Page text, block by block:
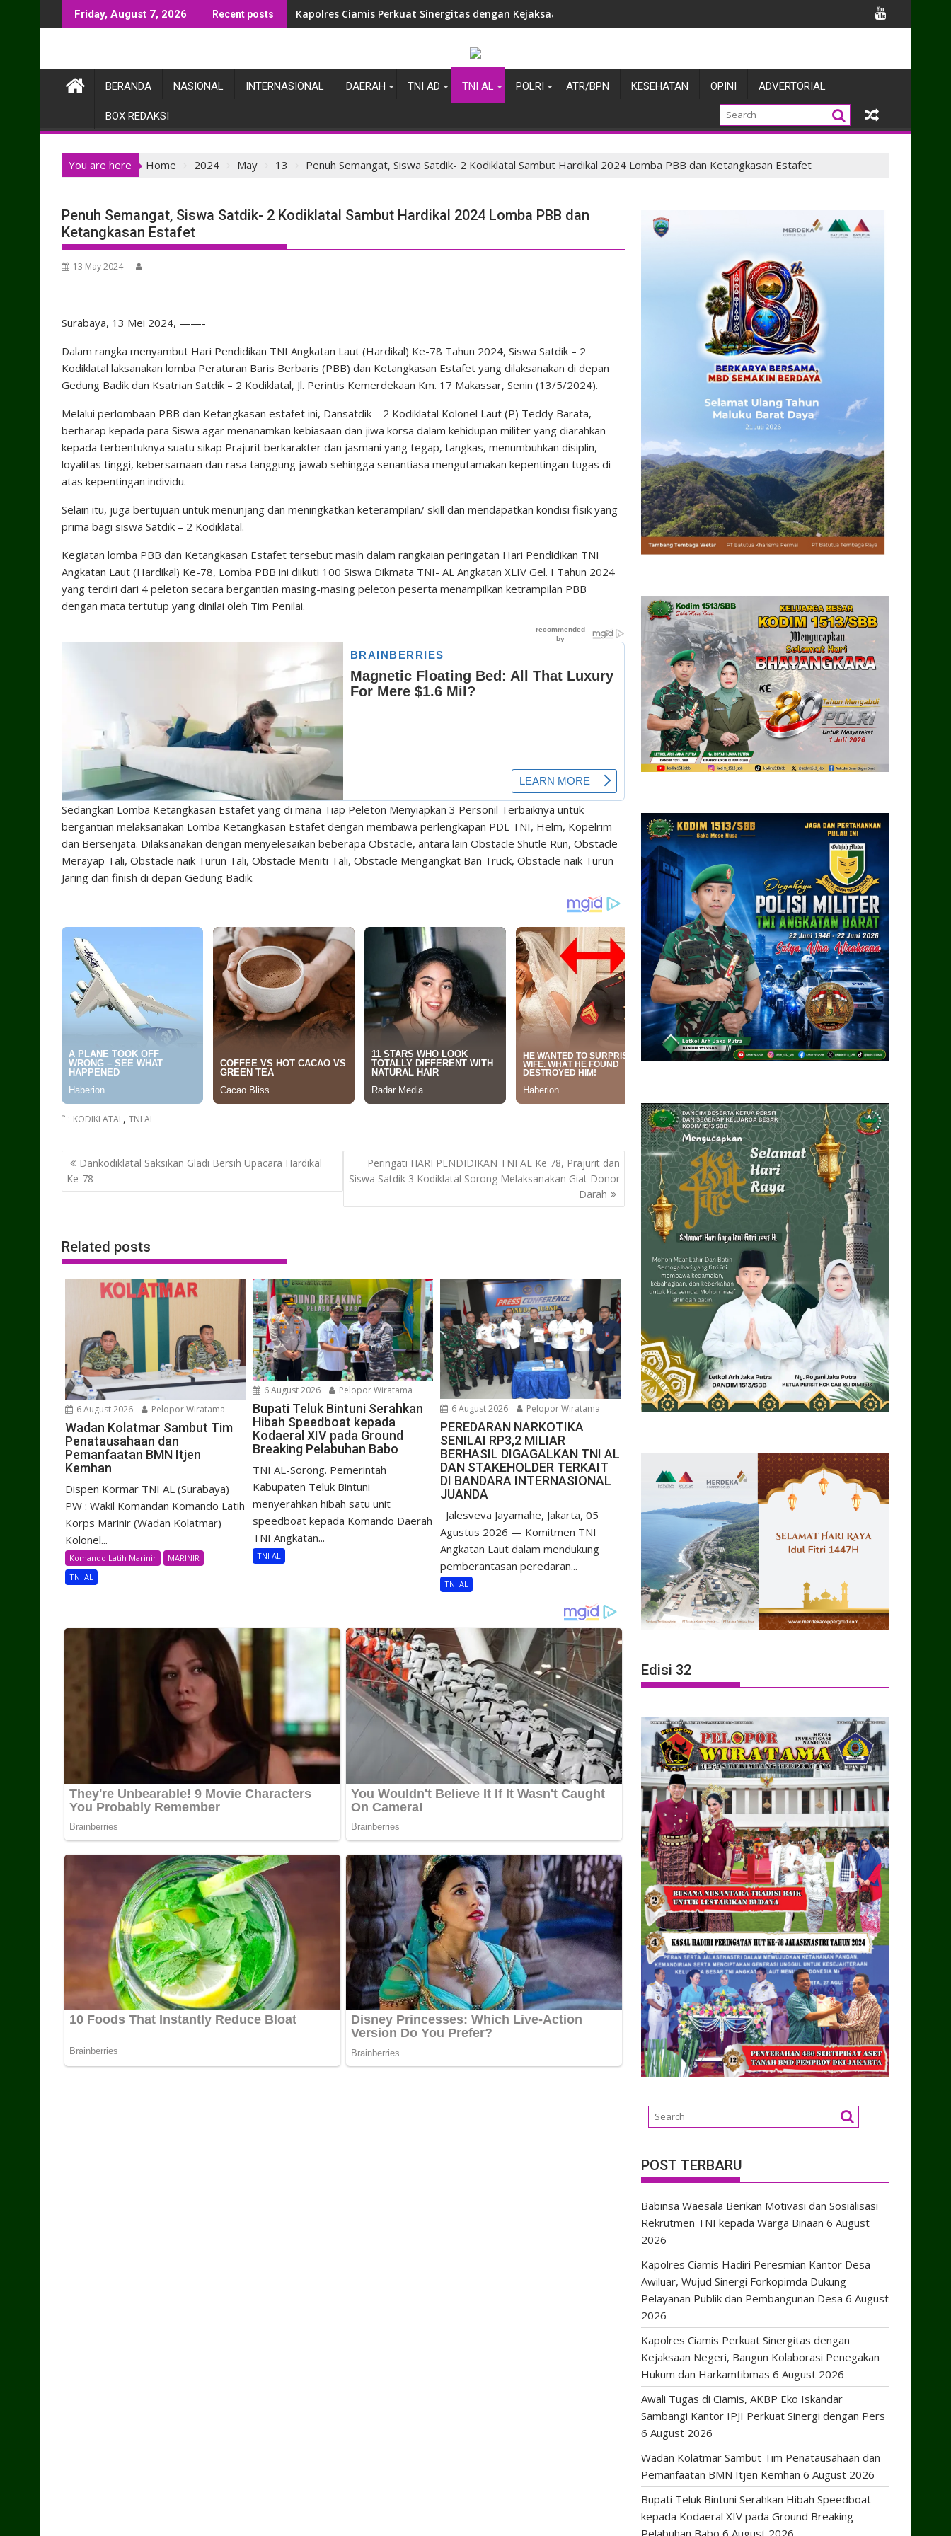
to
Friday, August 7, 2026 Recent posts Kapolres Ciamis Perkuat Sinergitas dengan Kejaksaan Negeri, Bangun Kolaborasi Penegakan Hukum dan Harkamtibmas
Awali Tugas di Ciamis, AKBP Eko Iskandar Sambangi Kantor IPJI Perkuat Sinergi dengan Pers
BERANDA NASIONAL INTERNASIONAL DAERAH TNI AD TNI AL POLRI ATR/BPN KESEHATAN OPINI ADVERTORIAL
BOX REDAKSI
You are here Home 2024 May 13 Penuh Semangat, Siswa Satdik- 2 Kodiklatal Sambut Hardikal 2024 Lomba PBB dan Ketangkasan Estafet
Penuh Semangat, Siswa Satdik- 2 Kodiklatal Sambut Hardikal 2024 Lomba PBB dan
Ketangkasan Estafet
13 May 2024
Surabaya, 13 Mei 2024, ——-
Dalam rangka menyambut Hari Pendidikan TNI Angkatan Laut (Hardikal) Ke-78 Tahun 2024, Siswa Satdik – 2
Kodiklatal laksanakan lomba Peraturan Baris Berbaris (PBB) dan Ketangkasan Estafet yang dilaksanakan di depan
Gedung Badik dan Ksatrian Satdik – 2 Kodiklatal, Jl. Perintis Kemerdekaan Km. 17 Makassar, Senin (13/5/2024).
Melalui perlombaan PBB dan Ketangkasan estafet ini, Dansatdik – 2 Kodiklatal Kolonel Laut (P) Teddy Barata,
berharap kepada para Siswa agar menanamkan kebiasaan dan jiwa korsa dalam kehidupan militer yang diarahkan
kepada terbentuknya suatu sikap Prajurit berkarakter dan jasmani yang tegap, tangkas, menumbuhkan disiplin,
loyalitas tinggi, kebersamaan dan rasa tanggung jawab sehingga senantiasa mengutamakan kepentingan tugas di
atas kepentingan individu.
Selain itu, juga bertujuan untuk menunjang dan meningkatkan keterampilan/ skill dan mendapatkan kondisi fisik yang
prima bagi siswa Satdik – 2 Kodiklatal.
Kegiatan lomba PBB dan Ketangkasan Estafet tersebut masih dalam rangkaian peringatan Hari Pendidikan TNI
Angkatan Laut (Hardikal) Ke-78, Lomba PBB ini diikuti 100 Siswa Dikmata TNI- AL Angkatan XLIV Gel. I Tahun 2024
yang terdiri dari 4 peleton secara bergantian masing-masing peleton peserta menampilkan ketrampilan PBB
dengan mata tertutup yang dinilai oleh Tim Penilai.
Sedangkan Lomba Ketangkasan Estafet yang di mana Tiap Peleton Menyiapkan 3 Personil Terbaiknya untuk
bergantian melaksanakan Lomba Ketangkasan Estafet dengan membawa perlengkapan PDL TNI, Helm, Kopelrim
dan Bersenjata. Dilaksanakan dengan menyelesaikan beberapa Obstacle, antara lain Obstacle Shutle Run, Obstacle
Merayap Tali, Obstacle naik Turun Tali, Obstacle Meniti Tali, Obstacle Mengangkat Ban Truck, Obstacle naik Turun
Jaring dan finish di depan Gedung Badik.
KODIKLATAL, TNI AL
Post
navigation
Dankodiklatal Saksikan Gladi Bersih Upacara Hardikal
Ke-78
Peringati HARI PENDIDIKAN TNI AL Ke 78, Prajurit dan
Siswa Satdik 3 Kodiklatal Sorong Melaksanakan Giat Donor
Darah
Related posts
6 August 2026 Pelopor Wiratama
Wadan Kolatmar Sambut Tim
Penatausahaan dan
Pemanfaatan BMN Itjen
Kemhan
Dispen Kormar TNI AL (Surabaya)
PW : Wakil Komandan Komando Latih
Korps Marinir (Wadan Kolatmar)
Kolonel...
Komando Latih Marinir
MARINIR
TNI AL
6 August 2026 Pelopor Wiratama
Bupati Teluk Bintuni Serahkan
Hibah Speedboat kepada
Kodaeral XIV pada Ground
Breaking Pelabuhan Babo
TNI AL-Sorong. Pemerintah
Kabupaten Teluk Bintuni
menyerahkan hibah satu unit
speedboat kepada Komando Daerah
TNI Angkatan...
TNI AL
6 August 2026 Pelopor Wiratama
PEREDARAN NARKOTIKA
SENILAI RP3,2 MILIAR
BERHASIL DIGAGALKAN TNI AL
DAN STAKEHOLDER TERKAIT
DI BANDARA INTERNASIONAL
JUANDA
Jalesveva Jayamahe, Jakarta, 05
Agustus 2026 — Komitmen TNI
Angkatan Laut dalam mendukung
pemberantasan peredaran...
TNI AL
Edisi 32
POST TERBARU
Babinsa Waesala Berikan Motivasi dan Sosialisasi
Rekrutmen TNI kepada Warga Binaan 6 August
2026
Kapolres Ciamis Hadiri Peresmian Kantor Desa
Awiluar, Wujud Sinergi Forkopimda Dukung
Pelayanan Publik dan Pembangunan Desa 6 August
2026
Kapolres Ciamis Perkuat Sinergitas dengan
Kejaksaan Negeri, Bangun Kolaborasi Penegakan
Hukum dan Harkamtibmas 6 August 2026
Awali Tugas di Ciamis, AKBP Eko Iskandar
Sambangi Kantor IPJI Perkuat Sinergi dengan Pers
6 August 2026
Wadan Kolatmar Sambut Tim Penatausahaan dan
Pemanfaatan BMN Itjen Kemhan 6 August 2026
Bupati Teluk Bintuni Serahkan Hibah Speedboat
kepada Kodaeral XIV pada Ground Breaking
Pelabuhan Babo 6 August 2026